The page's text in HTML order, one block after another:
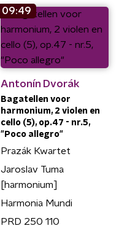
09:49
Antonín Dvorák
Bagatellen voor
harmonium, 2 violen en
cello (5), op.47 - nr.5,
"Poco allegro"
Prazák Kwartet
Jaroslav Tuma
[harmonium]
Harmonia Mundi
PRD 250 110